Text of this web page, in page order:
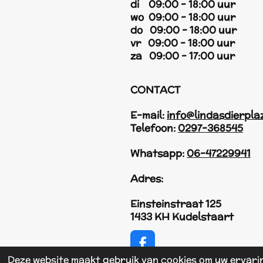
Deze website maakt gebruik van cookies om uw
di 09:00 - 18:00 uur
wo 09:00 - 18:00 uur
do 09:00 - 18:00 uur
vr 09:00 - 18:00 uur
za 09:00 - 17:00 uur
CONTACT
E-mail:
Telefoon:0297-368545
Whatsapp:06-47229941
Adres:
Einsteinstraat 125
1433 KH Kudelstaart
F
a
© 2017 - 2026 Linda's Dierplaza